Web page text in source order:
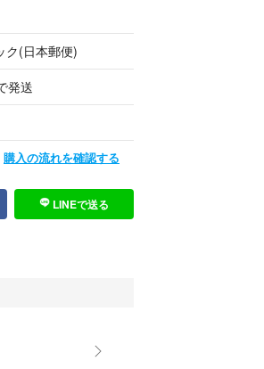
、外すと自然に丸まり、
ラスチック ナイロ
ク(日本郵便)
発送
購入の流れを確認する
LINEで送る